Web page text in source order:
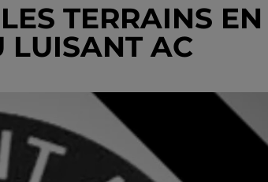
TERRAINS EN
LUISANT AC